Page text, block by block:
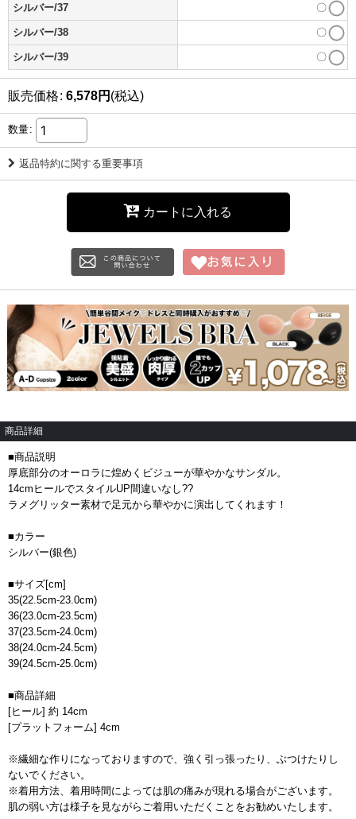
シルバー/37 〇
シルバー/38 〇
シルバー/39 〇
販売価格: 6,578円 (税込)
数量:
返品特約に関する重要事項
カートに入れる
商品詳細
■商品説明
厚底部分のオーロラに煌めくビジューが華やかなサンダル。
14cmヒールでスタイルUP間違いなし??
ラメグリッター素材で足元から華やかに演出してくれます！
■カラー
シルバー(銀色)
■サイズ[cm]
35(22.5cm-23.0cm)
36(23.0cm-23.5cm)
37(23.5cm-24.0cm)
38(24.0cm-24.5cm)
39(24.5cm-25.0cm)
■商品詳細
[ヒール] 約 14cm
[プラットフォーム] 4cm
※繊細な作りになっておりますので、強く引っ張ったり、ぶつけたりし
ないでください。
※着用方法、着用時間によっては肌の痛みが現れる場合がございます。
肌の弱い方は様子を見ながらご着用いただくことをお勧めいたします。